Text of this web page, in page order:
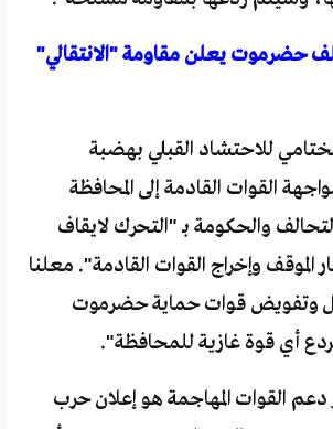
حضرموت يعلن مقاومة "الانتقالي"
للاحتشاد القبلي بهضبة
القوات القادمة إلى المحافظة
والحكومة بـ "التحرك لايقاف
الموقف وإخراج القوات القادمة". معلنا
وتفويض قوات حماية حضرموت
أي قوة غازية للمحافظة".
دعم القوات المهاجمة هو إعلان حرب